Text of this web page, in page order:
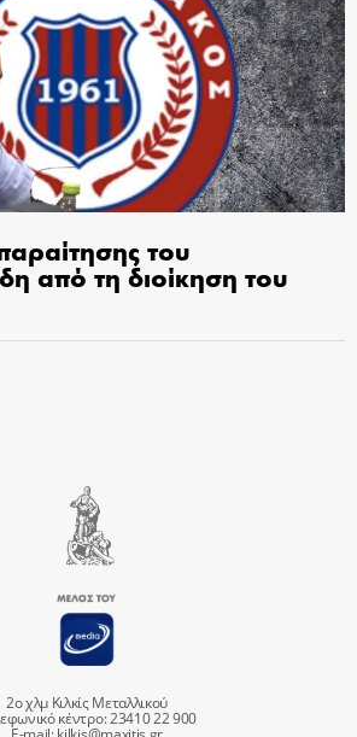
του
από τη διοίκηση του
2ο χλμ Κιλκίς Μεταλλικού
κέντρο: 23410 22 900